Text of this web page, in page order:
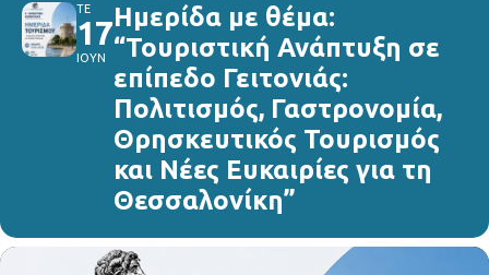
ΤΕ
17
ΙΟΥΝ
Ημερίδα με θέμα:
“Τουριστική Ανάπτυξη σε
επίπεδο Γειτονιάς:
Πολιτισμός, Γαστρονομία,
Θρησκευτικός Τουρισμός
και Νέες Ευκαιρίες για τη
Θεσσαλονίκη”